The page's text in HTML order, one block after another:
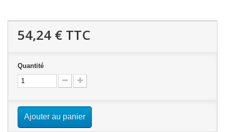
54,24 € TTC
Quantité
Ajouter au panier